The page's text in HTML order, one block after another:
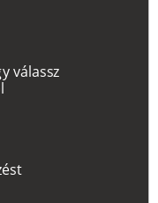
yválassz
l
ést